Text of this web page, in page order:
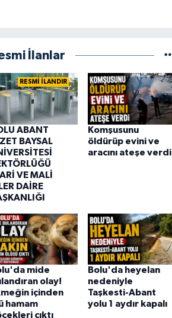
İlanlar
RESMİ İLANDIR
ABANT
BAYSAL
VE MALİ
DAİRE
Komşusunu
öldürüp evini ve
aracını ateşe verdi
mide
olay!
içinden
hamam
çıktı
Bolu'da heyelan
nedeniyle
Taşkesti-Abant
yolu 1 aydır kapalı